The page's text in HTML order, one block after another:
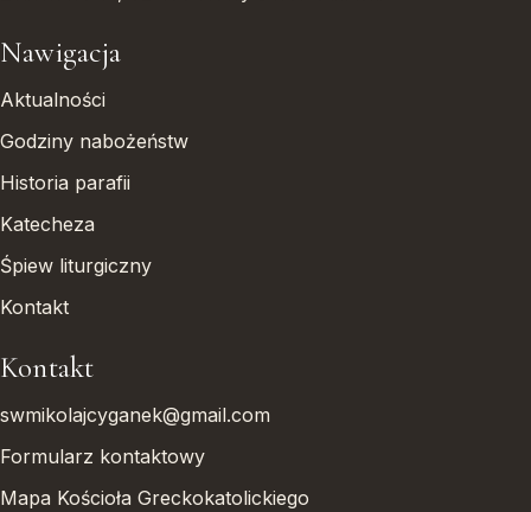
Nawigacja
Aktualności
Godziny nabożeństw
Historia parafii
Katecheza
Śpiew liturgiczny
Kontakt
Kontakt
swmikolajcyganek@gmail.com
Formularz kontaktowy
Mapa Kościoła Greckokatolickiego